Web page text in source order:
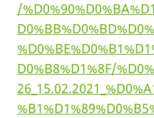
/
D0%B8%D1%8F/